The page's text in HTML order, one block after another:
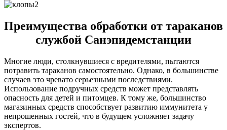
Преимущества обработки от тараканов
службой Санэпидемстанции
Многие люди, столкнувшиеся с вредителями, пытаются
потравить тараканов самостоятельно. Однако, в большинстве
случаев это чревато серьезными последствиями.
Использование подручных средств может представлять
опасность для детей и питомцев. К тому же, большинство
магазинных средств способствует развитию иммунитета у
непрошенных гостей, что в будущем усложняет задачу
экспертов.